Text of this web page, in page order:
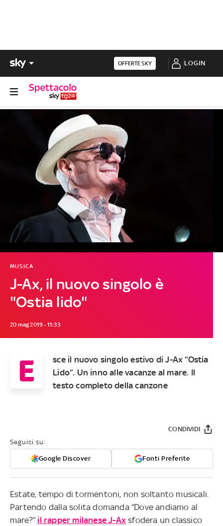
OFFERTE SKY LOGIN
J-Ax, il nuovo singolo è
"Ostia lido"
MUSICA
20 mag 2019 - 11:33
E
sce il nuovo singolo estivo di J-Ax “Ostia
Lido”. Un inno alle vacanze al mare. Il
testo completo della canzone
Seguici su:
Google Discover Fonti Preferite
CONDIVIDI
Estate, tempo di tormentoni, non soltanto musicali.
Partendo dalla solita domanda “Dove andiamo al
mare?” il rapper milanese J-Ax sfodera un classico